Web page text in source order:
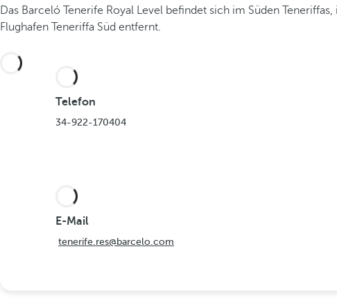
Das Barceló Tenerife Royal Level befindet sich im Süden
Flughafen Teneriffa Süd entfernt.
Telefon
34-922-170404
E-Mail
tenerife.res@barcelo.com